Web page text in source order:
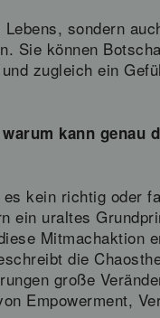
sondern
Sie können
zugleich ein
kann genau
kein richtig oder
ein uraltes
Mitmachaktion
die
große
Empowerment,